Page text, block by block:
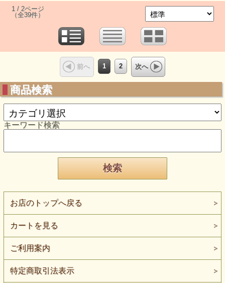
1 / 2ページ
（全39件）
前へ 1 2 次へ
商品検索
キーワード検索
お店のトップへ戻る
カートを見る
ご利用案内
特定商取引法表示